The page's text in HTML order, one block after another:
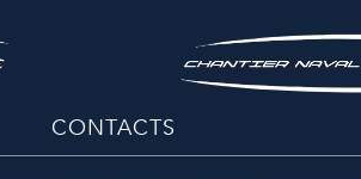
CONTACTS